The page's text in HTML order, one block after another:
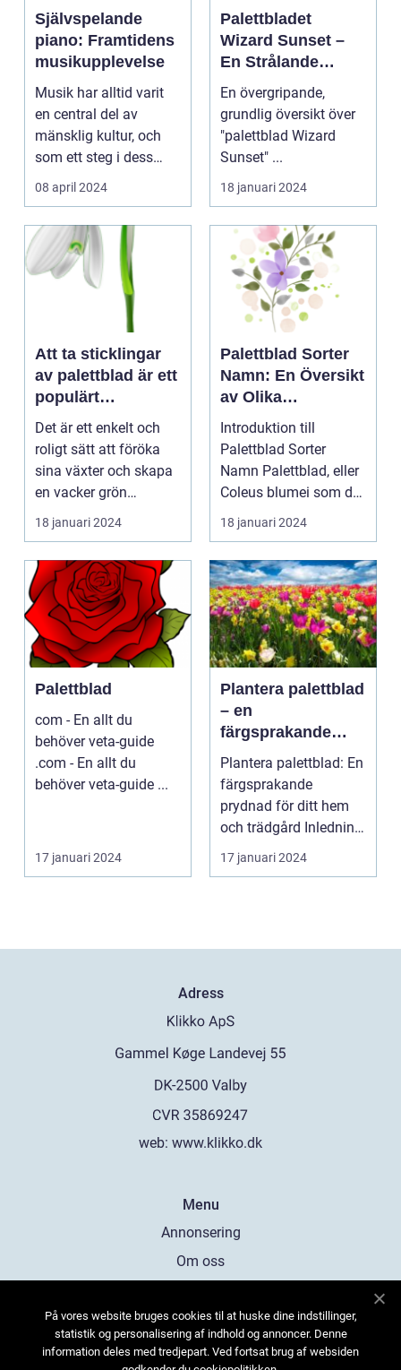
Självspelande
piano: Framtidens
musikupplevelse
Musik har alltid varit
en central del av
mänsklig kultur, och
som ett steg i dess
kontinuerliga...
08 april 2024
Palettbladet
Wizard Sunset –
En Strålande
Fördelning av
Färger
En övergripande,
grundlig översikt över
"palettblad Wizard
Sunset" ...
18 januari 2024
Att ta sticklingar
av palettblad är ett
populärt
hobbyprojekt för
många
trädgårdsentusiast
Det är ett enkelt och
roligt sätt att föröka
sina växter och skapa
en vacker grön
omgivning. I denna...
18 januari 2024
Palettblad Sorter
Namn: En Översikt
av Olika
Variationer och
Egenskaper
Introduktion till
Palettblad Sorter
Namn Palettblad, eller
Coleus blumei som det
vetenskapligt kall...
18 januari 2024
Palettblad
com - En allt du
behöver veta-guide
.com - En allt du
behöver veta-guide ...
17 januari 2024
Plantera palettblad
– en
färgsprakande
prydnad för ditt
hem och trädgård
Plantera palettblad: En
färgsprakande
prydnad för ditt hem
och trädgård Inledning
Palettblad är en ...
17 januari 2024
Adress
web: www.klikko.dk
Menu
Annonsering
Om oss
Kontakta oss
Sitemap
På vores website bruges cookies til at huske dine indstillinger,
statistik og personalisering af indhold og annoncer. Denne
information deles med tredjepart. Ved fortsat brug af websiden